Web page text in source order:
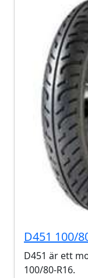
D451 100/
D451 är ett
100/80-R16.